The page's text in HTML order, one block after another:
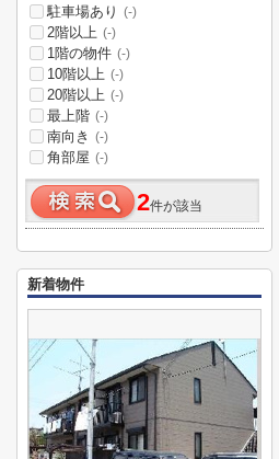
駐車場あり (-)
2階以上 (-)
1階の物件 (-)
10階以上 (-)
20階以上 (-)
最上階 (-)
南向き (-)
角部屋 (-)
2件が該当
新着物件